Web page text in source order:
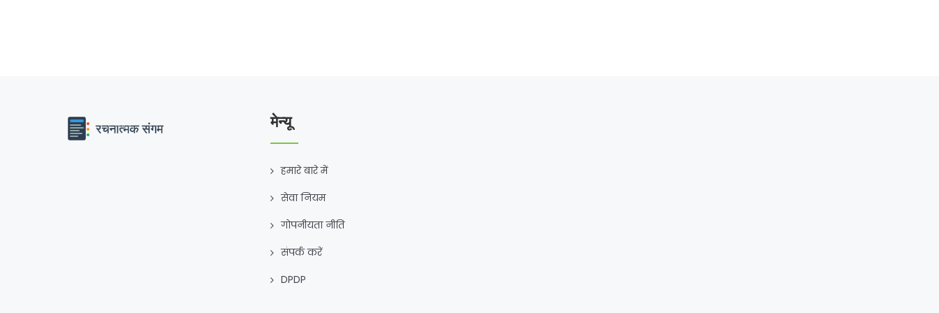
मेन्यू
हमारे बारे में
सेवा नियम
गोपनीयता नीति
संपर्क करें
DPDP